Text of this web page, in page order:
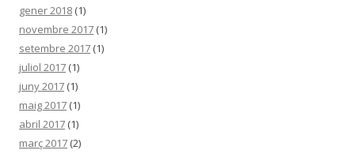
gener 2018 (1)
novembre 2017 (1)
setembre 2017 (1)
juliol 2017 (1)
juny 2017 (1)
maig 2017 (1)
abril 2017 (1)
març 2017 (2)